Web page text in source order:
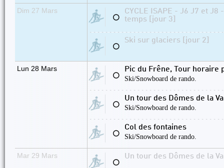
Dim 27 Mars
⚪
CYCLE ISAPE - J6 J7 et
temps [jour 3]
⚪
Ski sur glaciers [jour 2]
Lun 28 Mars
⚪
Pic du Frêne, Tour horaire
Ski/Snowboard de rando.
⚪
Un tour des Dômes de la
Ski/Snowboard de rando.
⚪
Col des fontaines
Ski/Snowboard de rando.
Mar 29 Mars
⚪
Un tour des Dômes de la